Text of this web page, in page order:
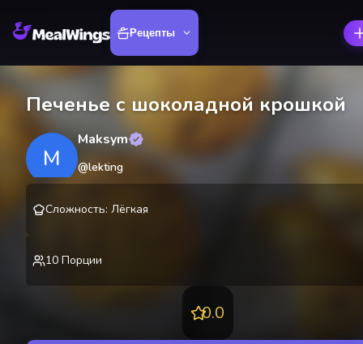
Рецепты
Печенье с шоколадной крошкой
M
Maksym
@lekting
Сложность: Лёгкая
10 Порции
0.0